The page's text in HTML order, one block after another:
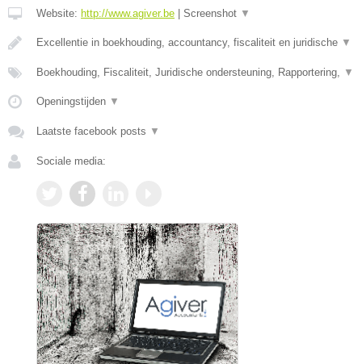
Website: http://www.agiver.be Screenshot ▼
Excellentie in boekhouding, accountancy, fiscaliteit en juridische ▼
Boekhouding, Fiscaliteit, Juridische ondersteuning, Rapportering, ▼
Openingstijden ▼
Laatste facebook posts ▼
Sociale media: